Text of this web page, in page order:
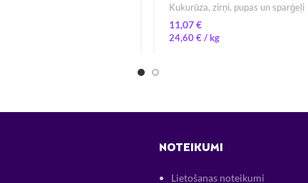
Kukurūza, zirņi, pupas un sparģeļi
€
24,60€ /
NOTEIKUMI
Lietošanas noteikumi